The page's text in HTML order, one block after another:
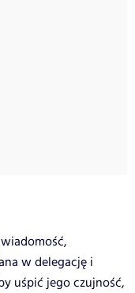
w delegację i
uśpić jego czujność,